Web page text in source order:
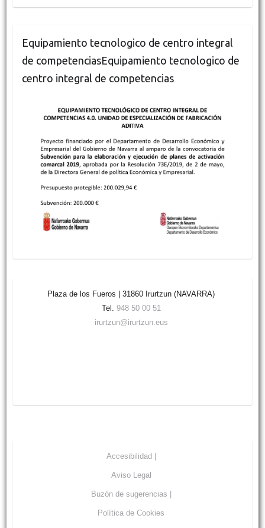
Equipamiento tecnologico de centro integral
de competenciasEquipamiento tecnologico de
centro integral de competencias
Plaza de los Fueros | 31860 Irurtzun (NAVARRA)
Tel. 948 50 00 51
irurtzun@irurtzun.eus
Accesibilidad |
Aviso Legal
Buzón de sugerencias |
Política de Cookies